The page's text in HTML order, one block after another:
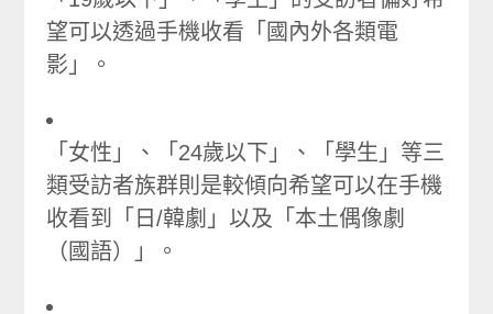
望可以透過手機收看「國內外各類電
影」。
「女性」、「24歲以下」、「學生」等三
類受訪者族群則是較傾向希望可以在手機
收看到「日/韓劇」以及「本土偶像劇
（國語）」。